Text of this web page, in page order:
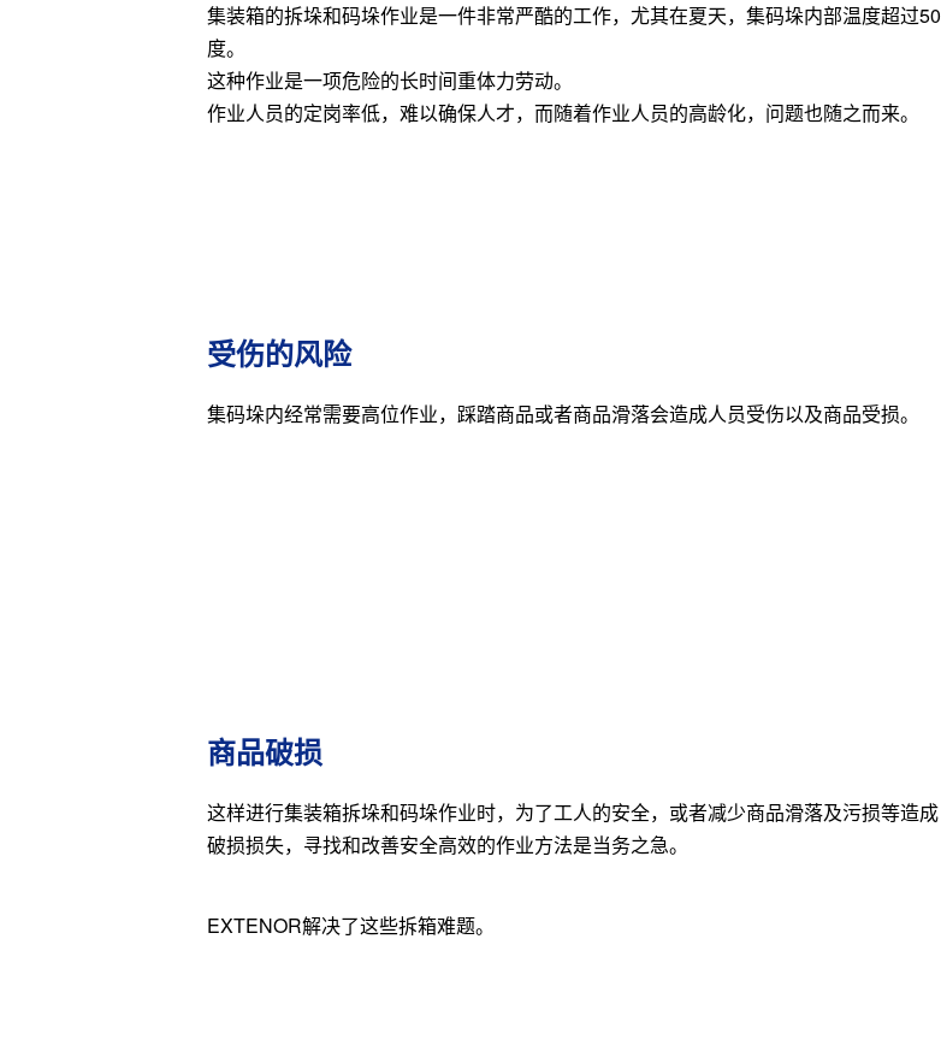
集装箱的拆垛和码垛作业是一件非常严酷的工作，尤其在夏天，集码垛内部温度超过50
度。
这种作业是一项危险的长时间重体力劳动。
作业人员的定岗率低，难以确保人才，而随着作业人员的高龄化，问题也随之而来。
受伤的风险
集码垛内经常需要高位作业，踩踏商品或者商品滑落会造成人员受伤以及商品受损。
商品破损
这样进行集装箱拆垛和码垛作业时，为了工人的安全，或者减少商品滑落及污损等造成
破损损失，寻找和改善安全高效的作业方法是当务之急。
EXTENOR解决了这些拆箱难题。